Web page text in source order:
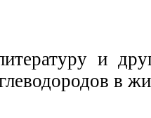
и
в